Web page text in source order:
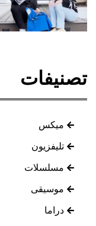
تصنيفات
ميكس
تليفزيون
مسلسلات
موسيقى
دراما